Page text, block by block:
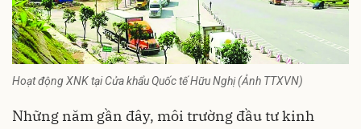
Hoạt động XNK tại Cửa khẩu Quốc tế Hữu Nghị (Ảnh TTXVN)
Những năm gần đây, môi trường đầu tư kinh